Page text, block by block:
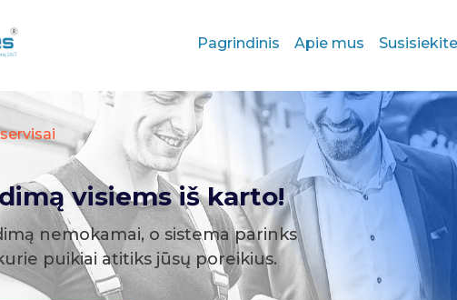
Pagrindinis Apie mus Susisiekite
visiems iš karto!
nemokamai, o sistema parinks
puikiai atitiks jūsų poreikius.